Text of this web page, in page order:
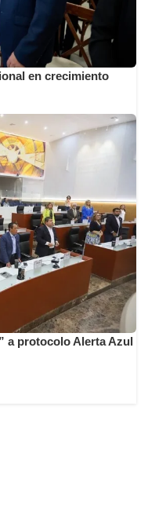
en crecimiento
a protocolo Alerta Azul